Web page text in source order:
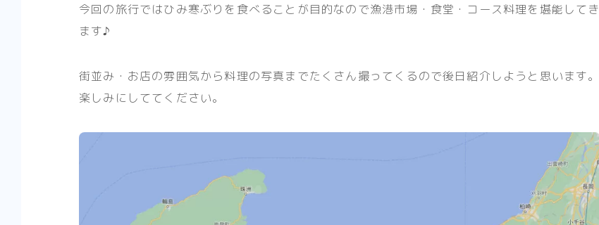
今回の旅行ではひみ寒ぶりを食べることが目的なので漁港市場・食堂・コース料理を堪能してき
ます♪
街並み・お店の雰囲気から料理の写真までたくさん撮ってくるので後日紹介しようと思います。
楽しみにしててください。